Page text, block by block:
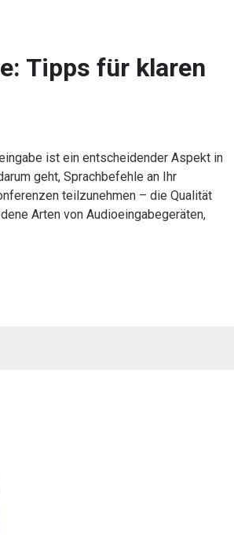
Tipps für klaren
ist ein entscheidender Aspekt in
geht, Sprachbefehle an Ihr
teilzunehmen – die Qualität
Arten von Audioeingabegeräten,